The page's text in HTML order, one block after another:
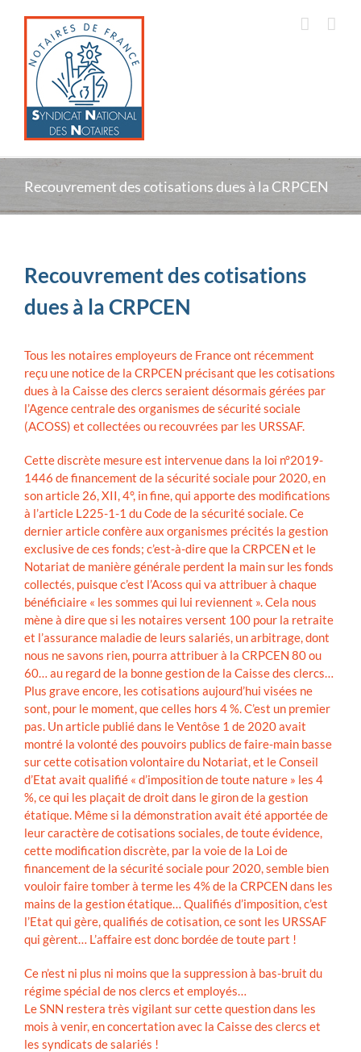
contenu
Recouvrement des cotisations dues à la CRPCEN
Recouvrement des cotisations
dues à la CRPCEN
Tous les notaires employeurs de France ont récemment
reçu une notice de la CRPCEN précisant que les cotisations
dues à la Caisse des clercs seraient désormais gérées par
l’Agence centrale des organismes de sécurité sociale
(ACOSS) et collectées ou recouvrées par les URSSAF.
Cette discrète mesure est intervenue dans la loi n°2019-
1446 de financement de la sécurité sociale pour 2020, en
son article 26, XII, 4°, in fine, qui apporte des modifications
à l’article L225-1-1 du Code de la sécurité sociale. Ce
dernier article confère aux organismes précités la gestion
exclusive de ces fonds; c’est-à-dire que la CRPCEN et le
Notariat de manière générale perdent la main sur les fonds
collectés, puisque c’est l’Acoss qui va attribuer à chaque
bénéficiaire « les sommes qui lui reviennent ». Cela nous
mène à dire que si les notaires versent 100 pour la retraite
et l’assurance maladie de leurs salariés, un arbitrage, dont
nous ne savons rien, pourra attribuer à la CRPCEN 80 ou
60… au regard de la bonne gestion de la Caisse des clercs…
Plus grave encore, les cotisations aujourd’hui visées ne
sont, pour le moment, que celles hors 4 %. C’est un premier
pas. Un article publié dans le Ventôse 1 de 2020 avait
montré la volonté des pouvoirs publics de faire-main basse
sur cette cotisation volontaire du Notariat, et le Conseil
d’Etat avait qualifié « d’imposition de toute nature » les 4
%, ce qui les plaçait de droit dans le giron de la gestion
étatique. Même si la démonstration avait été apportée de
leur caractère de cotisations sociales, de toute évidence,
cette modification discrète, par la voie de la Loi de
financement de la sécurité sociale pour 2020, semble bien
vouloir faire tomber à terme les 4% de la CRPCEN dans les
mains de la gestion étatique… Qualifiés d’imposition, c’est
l’Etat qui gère, qualifiés de cotisation, ce sont les URSSAF
qui gèrent… L’affaire est donc bordée de toute part !
Ce n’est ni plus ni moins que la suppression à bas-bruit du
régime spécial de nos clercs et employés…
Le SNN restera très vigilant sur cette question dans les
mois à venir, en concertation avec la Caisse des clercs et
les syndicats de salariés !